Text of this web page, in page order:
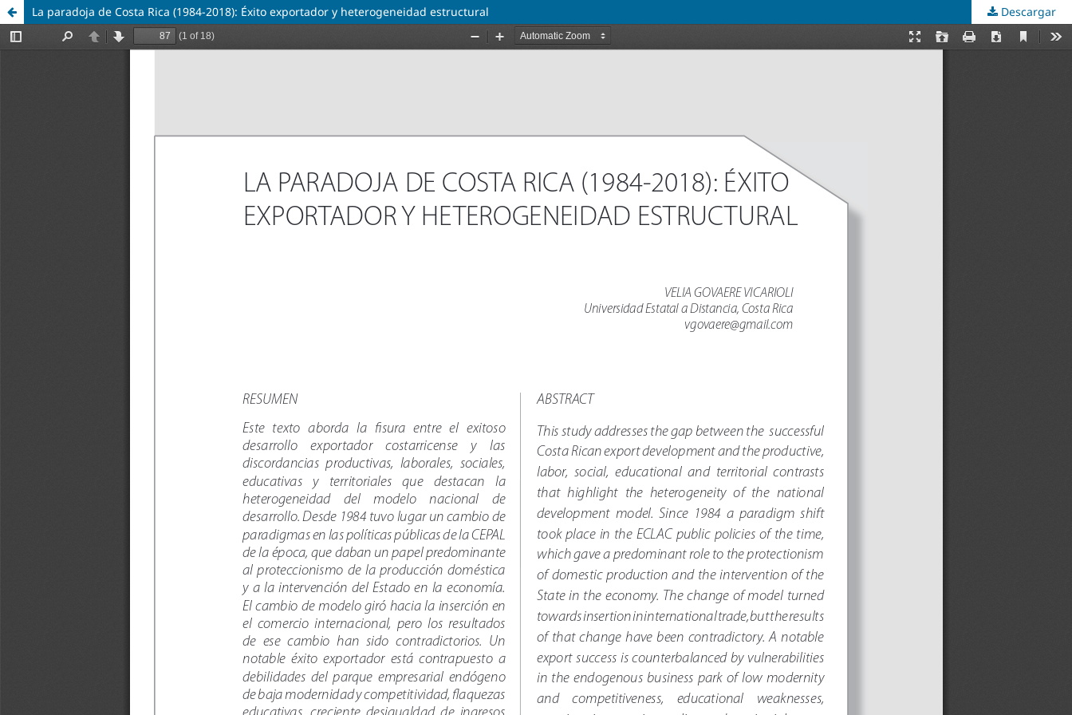
La paradoja de Costa Rica (1984-2018): Éxito exportador y heterogeneidad estructural Descargar